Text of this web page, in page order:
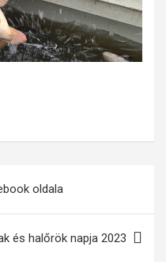
oldala
és halőrök napja 2023